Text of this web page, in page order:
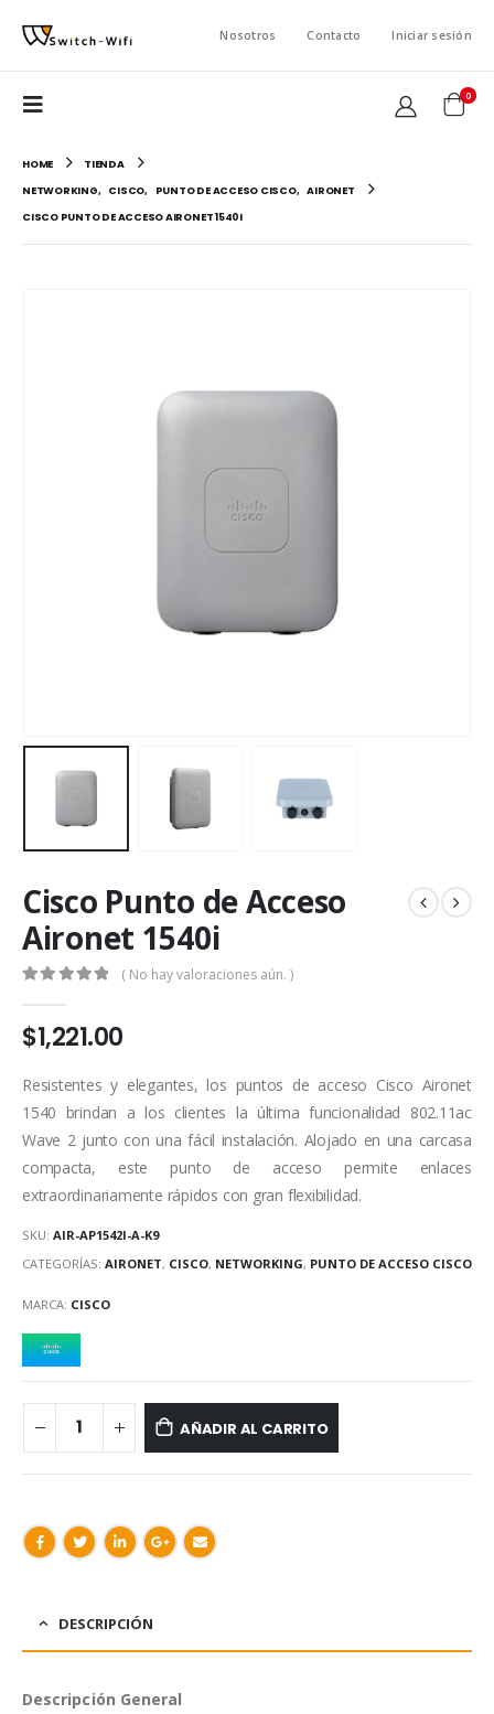
Nosotros Contacto Iniciar sesión
0
HOME
TIENDA
NETWORKING, CISCO, PUNTO DE ACCESO CISCO, AIRONET
CISCO PUNTO DE ACCESO AIRONET 1540I
Cisco Punto de Acceso
Aironet 1540i
( No hay valoraciones aún. )
$1,221.00
Resistentes y elegantes, los puntos de acceso Cisco Aironet
1540 brindan a los clientes la última funcionalidad 802.11ac
Wave 2 junto con una fácil instalación. Alojado en una carcasa
compacta, este punto de acceso permite enlaces
extraordinariamente rápidos con gran flexibilidad.
SKU: AIR-AP1542I-A-K9
CATEGORÍAS: AIRONET, CISCO, NETWORKING, PUNTO DE ACCESO CISCO
MARCA: CISCO
AÑADIR AL CARRITO
DESCRIPCIÓN
Descripción General